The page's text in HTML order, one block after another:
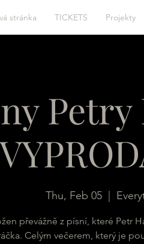
stránka TICKETS Projekty
Thu, Feb 05
převážně z písní, které Petr
Celým večerem, který je